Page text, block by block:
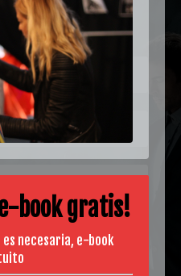
en tu camino
la moda y el estilo
book gratis!
necesaria, e-book